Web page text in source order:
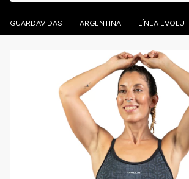
GUARDAVIDAS ARGENTINA LÍNEA